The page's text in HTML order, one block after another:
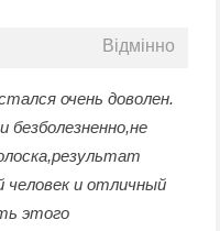
Відмінно
очень доволен.
человек и отличный
этого